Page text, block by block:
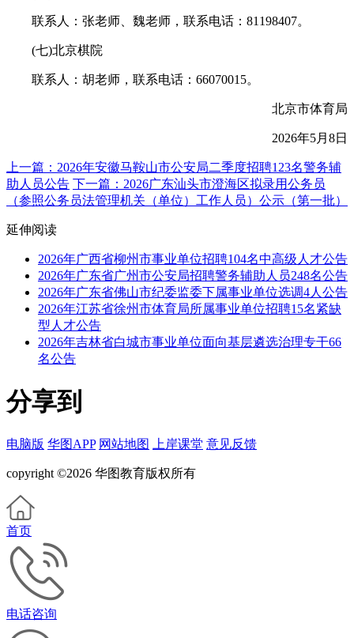
联系人：张老师、魏老师，联系电话：81198407。
(七)北京棋院
联系人：胡老师，联系电话：66070015。
北京市体育局
2026年5月8日
上一篇：2026年安徽马鞍山市公安局二季度招聘123名警务辅
助人员公告 下一篇：2026广东汕头市澄海区拟录用公务员
（参照公务员法管理机关（单位）工作人员）公示（第一批）
延伸阅读
2026年广西省柳州市事业单位招聘104名中高级人才公告
2026年广东省广州市公安局招聘警务辅助人员248名公告
2026年广东省佛山市纪委监委下属事业单位选调4人公告
2026年江苏省徐州市体育局所属事业单位招聘15名紧缺
型人才公告
2026年吉林省白城市事业单位面向基层遴选治理专干66
名公告
分享到
电脑版 华图APP 网站地图 上岸课堂 意见反馈
copyright ©2026 华图教育版权所有
首页
电话咨询